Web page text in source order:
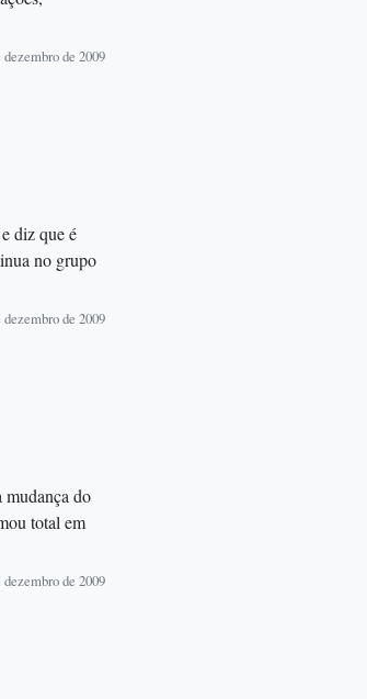
dezembro de 2009
diz que é
no grupo
dezembro de 2009
mudança do
total em
dezembro de 2009